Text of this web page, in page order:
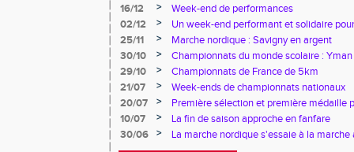
16/12
>
Week-end de performances
02/12
>
Un week-end performant et solidaire
25/11
>
Marche nordique : Savigny en argent
30/10
>
Championnats du monde scolaire :
bronze
29/10 >
Championnats de France de 5km
21/07
>
Week-ends de championnats nationaux
20/07
>
Première sélection et première médaille
10/07
>
La fin de saison approche en fanfare
30/06
> La marche nordique s'essaie à la